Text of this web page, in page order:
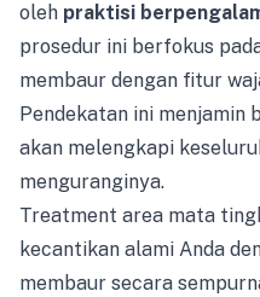
oleh praktisi
prosedur ini berfokus
membaur dengan fitur
Pendekatan ini menjamin
akan melengkapi
menguranginya.
Treatment area mata
kecantikan alami Anda
membaur secara